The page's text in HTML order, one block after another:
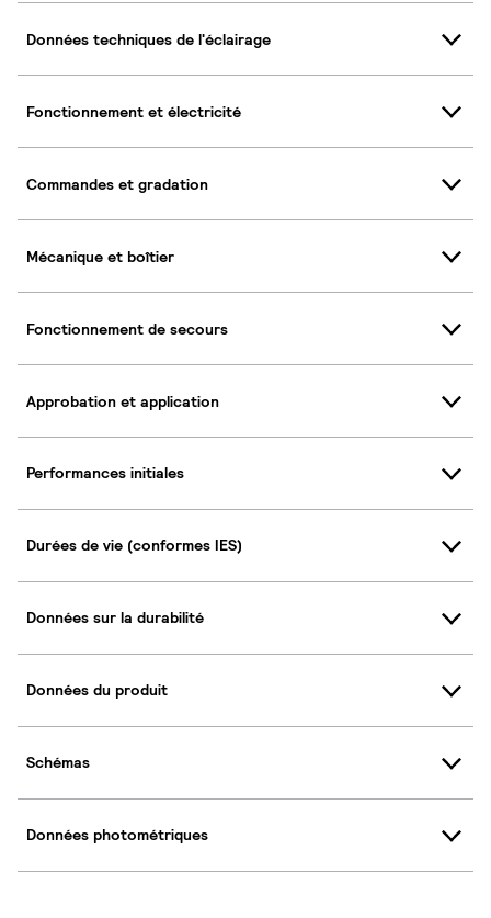
Données techniques de l'éclairage
Fonctionnement et électricité
Commandes et gradation
Mécanique et boîtier
Fonctionnement de secours
Approbation et application
Performances initiales
Durées de vie (conformes IES)
Données sur la durabilité
Données du produit
Schémas
Données photométriques